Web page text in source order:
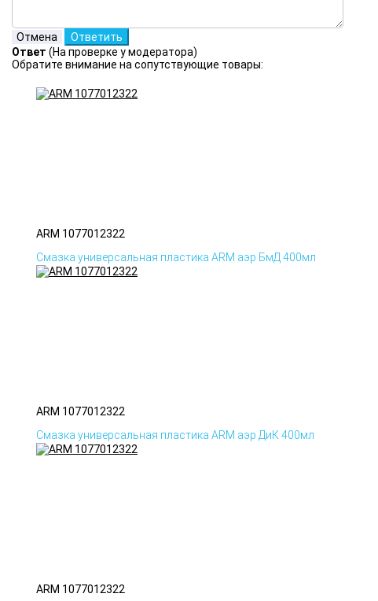
Ответ (На проверке у модератора)
Обратите внимание на сопутствующие товары:
ARM 1077012322
Смазка универсальная пластика ARM аэр БмД 400мл
ARM 1077012322
Смазка универсальная пластика ARM аэр ДиК 400мл
ARM 1077012322